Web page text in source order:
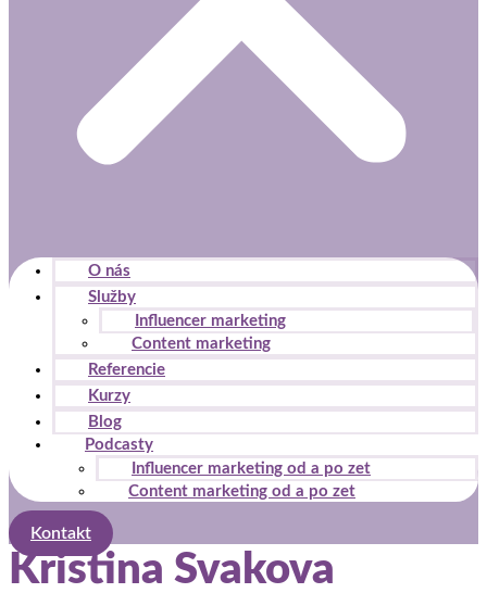
O nás
Služby
Influencer marketing
Content marketing
Referencie
Kurzy
Blog
Podcasty
Influencer marketing od a po zet
Content marketing od a po zet
Kontakt
Kristina Svakova